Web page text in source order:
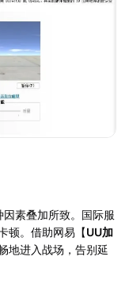
因素叠加所致。国际服
顿。借助网易【UU加
地进入战场，告别延